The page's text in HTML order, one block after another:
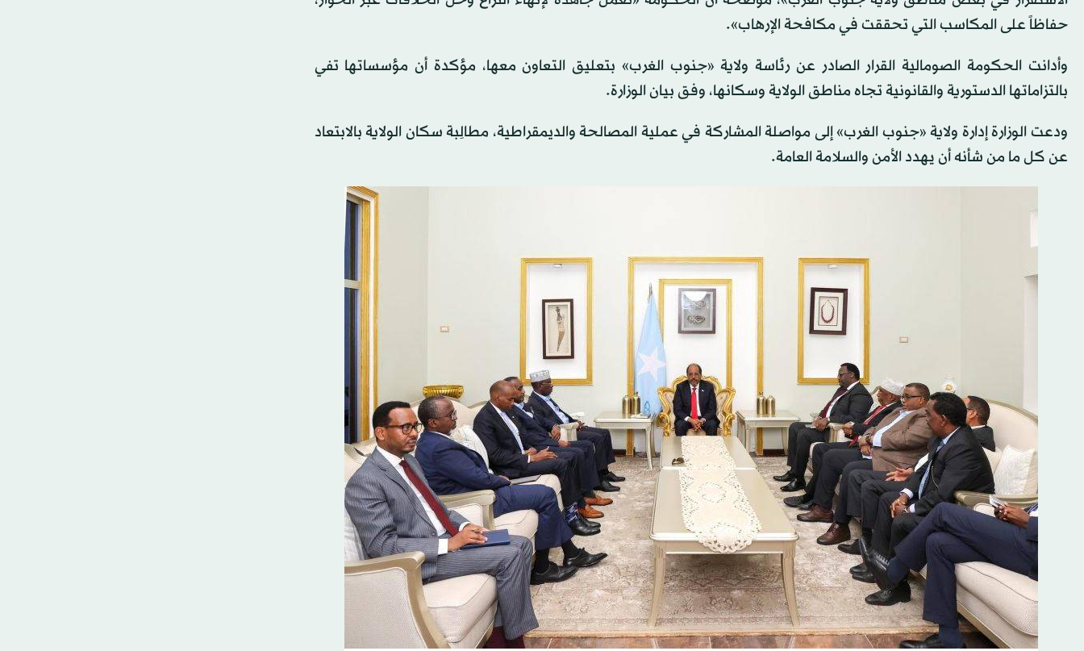
حفاظاً على المكاسب التي تحققت في مكافحة الإرهاب».
وأدانت الحكومة الصومالية القرار الصادر عن رئاسة ولاية «جنوب الغرب» بتعليق التعاون معها، مؤكدة أن مؤسساتها تفي
بالتزاماتها الدستورية والقانونية تجاه مناطق الولاية وسكانها، وفق بيان الوزارة.
ودعت الوزارة إدارة ولاية «جنوب الغرب» إلى مواصلة المشاركة في عملية المصالحة والديمقراطية، مطالِبة سكان الولاية بالابتعاد
عن كل ما من شأنه أن يهدد الأمن والسلامة العامة.